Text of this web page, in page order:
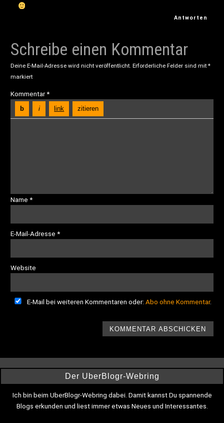
Antworten
Schreibe einen Kommentar
Deine E-Mail-Adresse wird nicht veröffentlicht. Erforderliche Felder sind mit*
markiert
Kommentar*
Name*
E-Mail-Adresse*
Website
E-Mail bei weiteren Kommentaren oder:Abo ohne Kommentar.
Der UberBlogr-Webring
Ich bin beim UberBlogr-Webring dabei. Damit kannst Du spannende
Blogs erkunden und liest immer etwas Neues und Interessantes.